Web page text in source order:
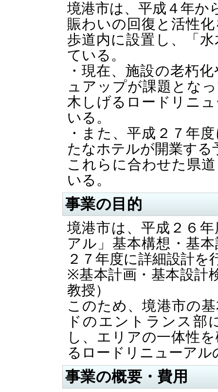
境港市は、平成４年か
賑わいの回復と活性
歩道内に設置し、「
ている。
・現在、施設の老朽
ュアップが課題とな
木しげるロードリニ
いる。
・また、平成２７年
たなホテルが開業す
これらに合わせた 県
いる。
事業の目的
境港市は、 平成２６
アル」基本構想・基
２７年度に詳細設計を
※基本計画・基本設計
教授）
このため、境港市の
ドのエントランス部
し、エリアの一体性
るロードリニューアル
事業の概要・費用